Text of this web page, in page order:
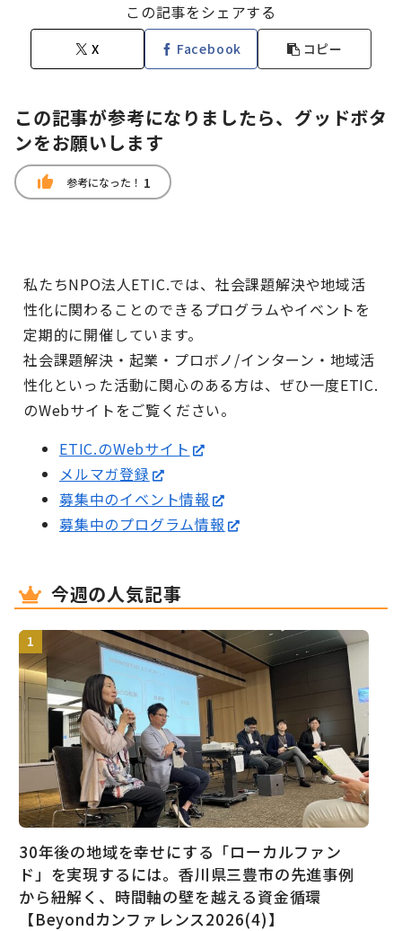
この記事をシェアする
X Facebook コピー
この記事が参考になりましたら、グッドボタ
ンをお願いします
thumb_up 参考になった！ 1
私たちNPO法人ETIC.では、社会課題解決や地域活
性化に関わることのできるプログラムやイベントを
定期的に開催しています。
社会課題解決・起業・プロボノ/インターン・地域活
性化といった活動に関心のある方は、ぜひ一度ETIC.
のWebサイトをご覧ください。
ETIC.のWebサイト
メルマガ登録
募集中のイベント情報
募集中のプログラム情報
今週の人気記事
30年後の地域を幸せにする「ローカルファン
ド」を実現するには。香川県三豊市の先進事例
から紐解く、時間軸の壁を越える資金循環
【Beyondカンファレンス2026(4)】